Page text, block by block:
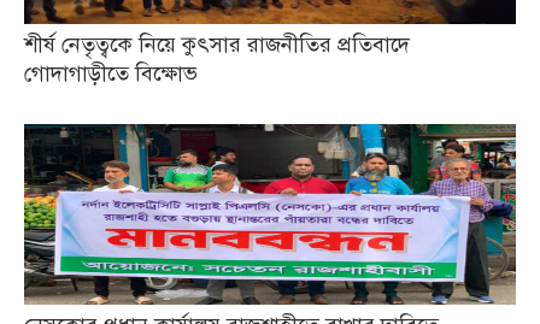
শীর্ষ নেতৃত্বকে নিয়ে কুৎসার রাজনীতির প্রতিবাদে
গোদাগাড়ীতে বিক্ষোভ